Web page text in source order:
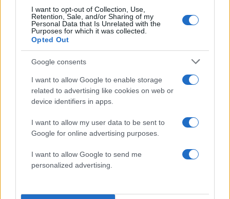
I want to opt-out of Collection, Use,
Retention, Sale, and/or Sharing of my
Personal Data that Is Unrelated with the
Purposes for which it was collected.
Opted Out
Google consents
I want to allow Google to enable storage
related to advertising like cookies on web or
device identifiers in apps.
I want to allow my user data to be sent to
Google for online advertising purposes.
I want to allow Google to send me
personalized advertising.
οι «ψυχρές σφαίρες»
Πιο σχολιασμένα
Marfin: Η 46χρονη πήρε προθεσμία για
να απολογηθεί την Τρίτη – «Είναι αθώα,
συμμετείχε στη διαδήλωση όπως και
100.000 άτομα»
για τη Δημοκρατία: «Καρυστιανού,
Γρατσία και Γαλανός μετέτρεψαν το
κίνημα σε φοβικό αρχηγικό κόμμα»
Μεταφορές χρημάτων: Πότε μπορεί να
θεωρηθούν δωρεές και να επιβληθεί
φόρος – Τι ισχυεί για τις γονικές παροχές